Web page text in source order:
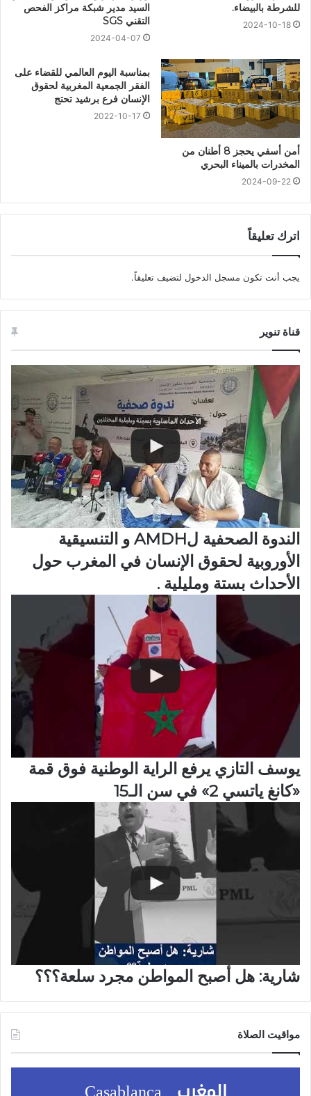
للشرطة بالبيضاء.
2024-10-18
السيد مدير شبكة مراكز الفحص
التقني SGS
2024-04-07
أمن أسفي يحجز 8 أطنان من
المخدرات بالميناء البحري
2024-09-22
بمناسبة اليوم العالمي للقضاء على
الفقر الجمعية المغربية لحقوق
الإنسان فرع برشيد تحتج
2022-10-17
اترك تعليقاً
يجب أنت تكون مسجل الدخول لتضيف تعليقاً.
قناة تنوير
الندوة الصحفية لAMDH و التنسيقية
الأوروبية لحقوق الإنسان في المغرب حول
الأحداث بستة ومليلية .
يوسف التازي يرفع الراية الوطنية فوق قمة
«كانغ ياتسي 2» في سن الـ15
شارية: هل أصبح المواطن مجرد سلعة؟؟؟
مواقيت الصلاة